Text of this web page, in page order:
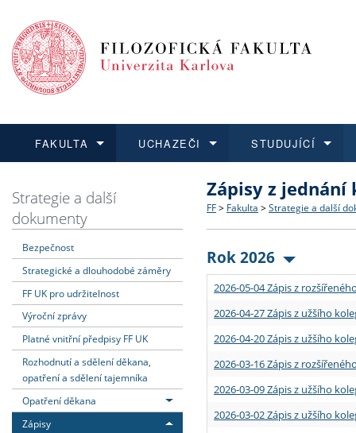
FAKULTA
Dozvědět se více
Struktura a historie
Strategie a další
Podpora a benefity pro
Absolventi fakulty
UCHAZEČI
Podat přihlášku
Co studovat a jak se
Učitelské studijní
Informace k průběhu
STUDUJÍCÍ
Dozvědět se více
Bakalářské a magisterské
Doktorské studium
Rigorózní řízení
Dozvědět se více
O vědě a výzkumu na FF
Akademické kvalifikace
Granty a projekty
Dozvědět se více
Aktuální nabídky a
Vyjíždějící studenti
Přijíždějící studenti
Vyjíždějící zaměstnanci
Strategie a další
dokumenty
Bezpečnost
Strategické a dlouhodobé záměry
FF UK pro udržitelnost
Výroční zprávy
Platné vnitřní předpisy FF UK
Rozhodnutí a sdělení děkana,
opatření a sdělení tajemníka
Opatření děkana
Zápisy
Zápisy z jednání
FF > Fakulta > Strategie a další
Rok 2026
2026-05-04 Zápis z
2026-04-27 Zápis z užšího
2026-04-20 Zápis z užšího
2026-03-16 Zápis z
2026-03-09 Zápis z užšího
2026-03-02 Zápis z užšího